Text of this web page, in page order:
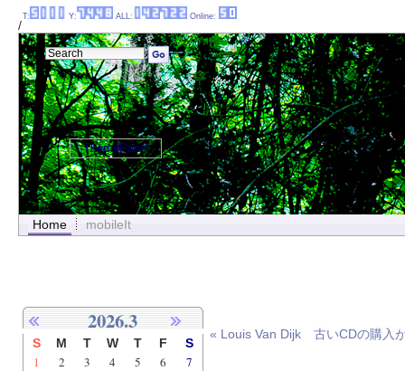
/
Home mobileIt
« Louis Van Dijk 古いCDの購入
2026.3
S M T W T F S
1 2 3 4 5 6
7
T: Y: ALL: Online:
ThemePanel